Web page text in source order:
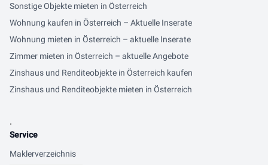
Sonstige Objekte mieten in Österreich
Wohnung kaufen in Österreich – Aktuelle Inserate
Wohnung mieten in Österreich – aktuelle Inserate
Zimmer mieten in Österreich – aktuelle Angebote
Zinshaus und Renditeobjekte in Österreich kaufen
Zinshaus und Renditeobjekte mieten in Österreich
.
Service
Maklerverzeichnis